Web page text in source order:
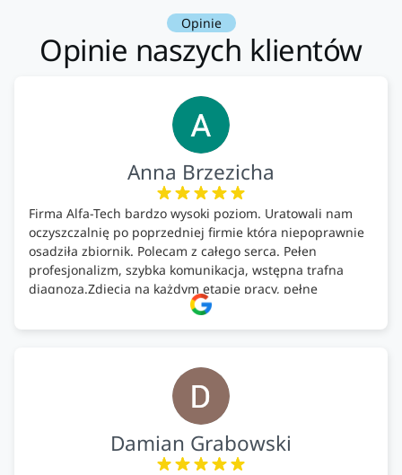
Opinie
Opinie naszych klientów
Anna Brzezicha
Firma Alfa-Tech bardzo wysoki poziom. Uratowali nam
oczyszczalnię po poprzedniej firmie która niepoprawnie
osadziła zbiornik. Polecam z całego serca. Pełen
profesjonalizm, szybka komunikacja, wstępna trafna
diagnoza.Zdjęcia na każdym etapie pracy, pełne
doradztwo.Dobrze wyszkoleni i znający się na rzeczy.
Podsumowując ekipa na wysokim poziomie, rzetelna.
Damian Grabowski